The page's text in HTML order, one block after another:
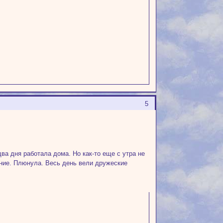
5
дня работала дома. Но как-то еще с утра не
Плюнула. Весь день вели дружеские